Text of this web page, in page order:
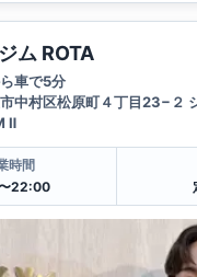
ム ROTA
車で5分
中村区松原町４丁目23−２
Ⅱ
時間
22:00